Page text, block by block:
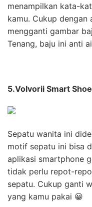
menampilkan kata-
kamu. Cukup dengan
mengganti gambar
Tenang, baju ini anti
5.Volvorii Smart Shoe
Sepatu wanita ini
motif sepatu ini bisa
aplikasi smartphone
tidak perlu repot-
sepatu. Cukup ganti
yang kamu pakai 😀